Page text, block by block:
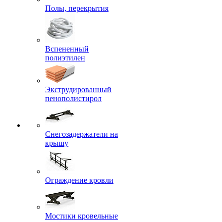
Полы, перекрытия
Вспененный
полиэтилен
Экструдированный
пенополистирол
Снегозадержатели на
крышу
Ограждение кровли
Мостики кровельные